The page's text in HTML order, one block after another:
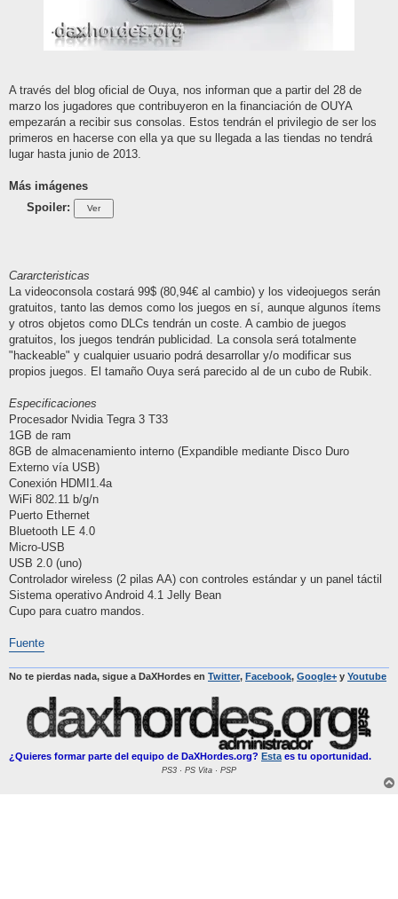
A través del blog oficial de Ouya, nos informan que a partir del 28 de
marzo los jugadores que contribuyeron en la financiación de OUYA
empezarán a recibir sus consolas. Estos tendrán el privilegio de ser los
primeros en hacerse con ella ya que su llegada a las tiendas no tendrá
lugar hasta junio de 2013.
Más imágenes
Spoiler:
Cararcteristicas
La videoconsola costará 99$ (80,94€ al cambio) y los videojuegos serán
gratuitos, tanto las demos como los juegos en sí, aunque algunos ítems
y otros objetos como DLCs tendrán un coste. A cambio de juegos
gratuitos, los juegos tendrán publicidad. La consola será totalmente
"hackeable" y cualquier usuario podrá desarrollar y/o modificar sus
propios juegos. El tamaño Ouya será parecido al de un cubo de Rubik.
Especificaciones
Procesador Nvidia Tegra 3 T33
1GB de ram
8GB de almacenamiento interno (Expandible mediante Disco Duro
Externo vía USB)
Conexión HDMI1.4a
WiFi 802.11 b/g/n
Puerto Ethernet
Bluetooth LE 4.0
Micro-USB
USB 2.0 (uno)
Controlador wireless (2 pilas AA) con controles estándar y un panel táctil
Sistema operativo Android 4.1 Jelly Bean
Cupo para cuatro mandos.
Fuente
No te pierdas nada, sigue a DaXHordes en Twitter, Facebook, Google+ y Youtube
¿Quieres formar parte del equipo de DaXHordes.org? Esta es tu oportunidad.
PS3 · PS Vita · PSP